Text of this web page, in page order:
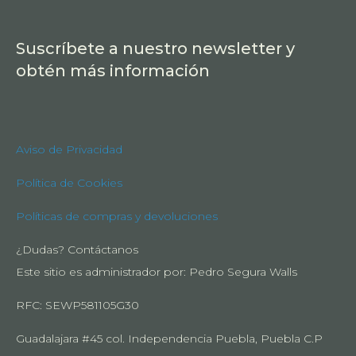
Suscríbete a nuestro newsletter y
obtén más información
Aviso de Privacidad
Política de Cookies
Políticas de compras y devoluciones
¿Dudas? Contáctanos
Este sitio es administrador por: Pedro Segura Walls
RFC: SEWP581105G30
Guadalajara #45 col. Independencia Puebla, Puebla C.P